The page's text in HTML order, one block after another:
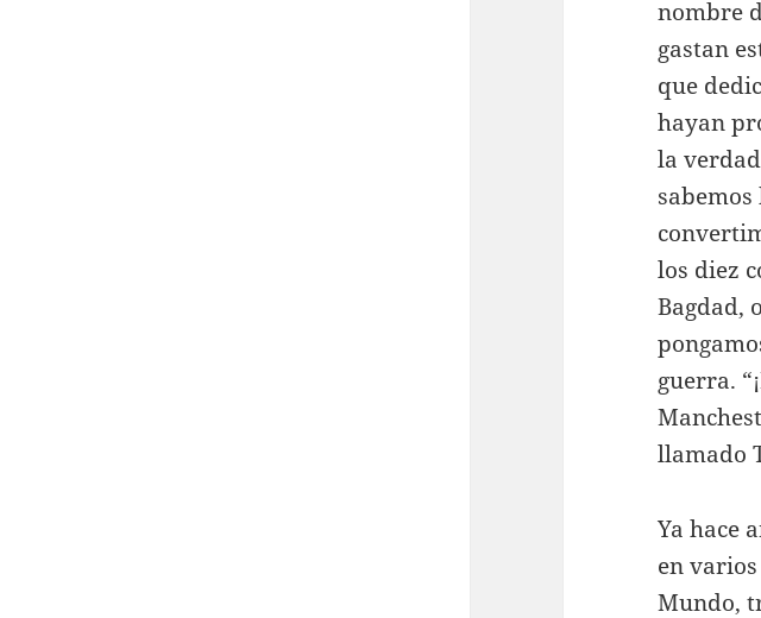
nombre
gastan
que
hayan
la
los diez
Bagdad,
guerra.
llamado
Ya hace
en
Mundo,